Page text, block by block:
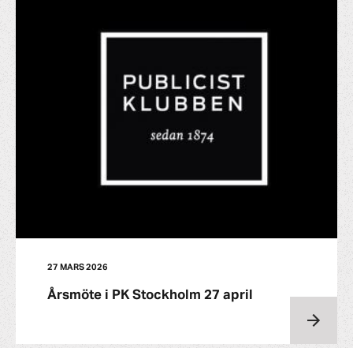
27 MARS 2026
Årsmöte i PK Stockholm 27 april